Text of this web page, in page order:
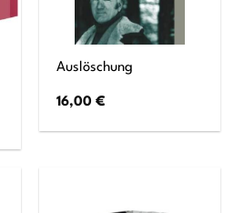
Auslöschung
16,00€